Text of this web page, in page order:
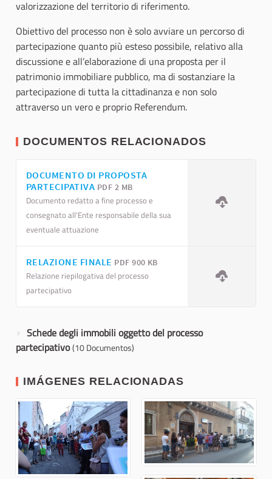
valorizzazione del territorio di riferimento.
Obiettivo del processo non è solo avviare un percorso di
partecipazione quanto più esteso possibile, relativo alla
discussione e all’elaborazione di una proposta per il
patrimonio immobiliare pubblico, ma di sostanziare la
partecipazione di tutta la cittadinanza e non solo
attraverso un vero e proprio Referendum.
DOCUMENTOS RELACIONADOS
DOCUMENTO DI PROPOSTA
PARTECIPATIVA PDF 2 MB
Documento redatto a fine processo e
consegnato all'Ente responsabile della sua
eventuale attuazione
RELAZIONE FINALE PDF 900 KB
Relazione riepilogativa del processo
partecipativo
Schede degli immobili oggetto del processo
partecipativo(10 Documentos)
IMÁGENES RELACIONADAS